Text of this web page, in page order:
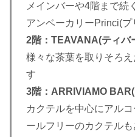
メインバーや4階まで続
アンベーカリーPrinci(
2階：TEAVANA(ティバ
様々な茶葉を取りそろ
す
3階：ARRIVIAMO
カクテルを中心にアル
ールフリーのカクテル